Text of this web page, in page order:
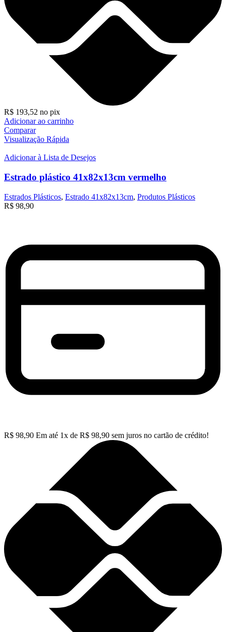
R$ 193,52 no pix
Adicionar ao carrinho
Comparar
Visualização Rápida
Adicionar à Lista de Desejos
Estrado plástico 41x82x13cm vermelho
Estrados Plásticos, Estrado 41x82x13cm, Produtos Plásticos
R$ 98,90
R$ 98,90 Em até 1x de R$ 98,90 sem juros no cartão de crédito!